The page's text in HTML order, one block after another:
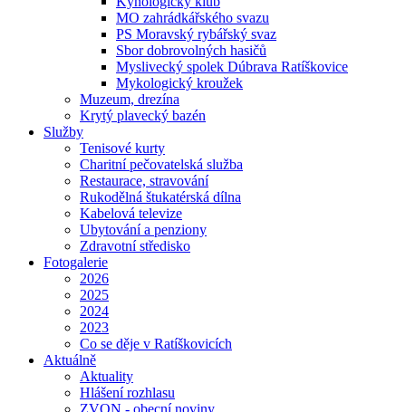
MO zahrádkářského svazu
PS Moravský rybářský svaz
Sbor dobrovolných hasičů
Myslivecký spolek Dúbrava Ratíškovice
Mykologický kroužek
Muzeum, drezína
Krytý plavecký bazén
Služby
Tenisové kurty
Charitní pečovatelská služba
Restaurace, stravování
Rukodělná štukatérská dílna
Kabelová televize
Ubytování a penziony
Zdravotní středisko
Fotogalerie
2026
2025
2024
2023
Co se děje v Ratíškovicích
Aktuálně
Aktuality
Hlášení rozhlasu